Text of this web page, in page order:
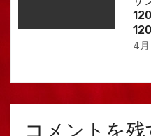
120
4
コメントを残